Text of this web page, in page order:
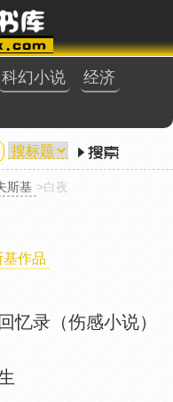
科幻小说
经济
斯基 >白夜
基作品
录（伤感小说）